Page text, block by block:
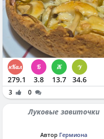
279.1 3.8 13.7 34.6
3 0
Луковые завиточки
Автор Гермиона